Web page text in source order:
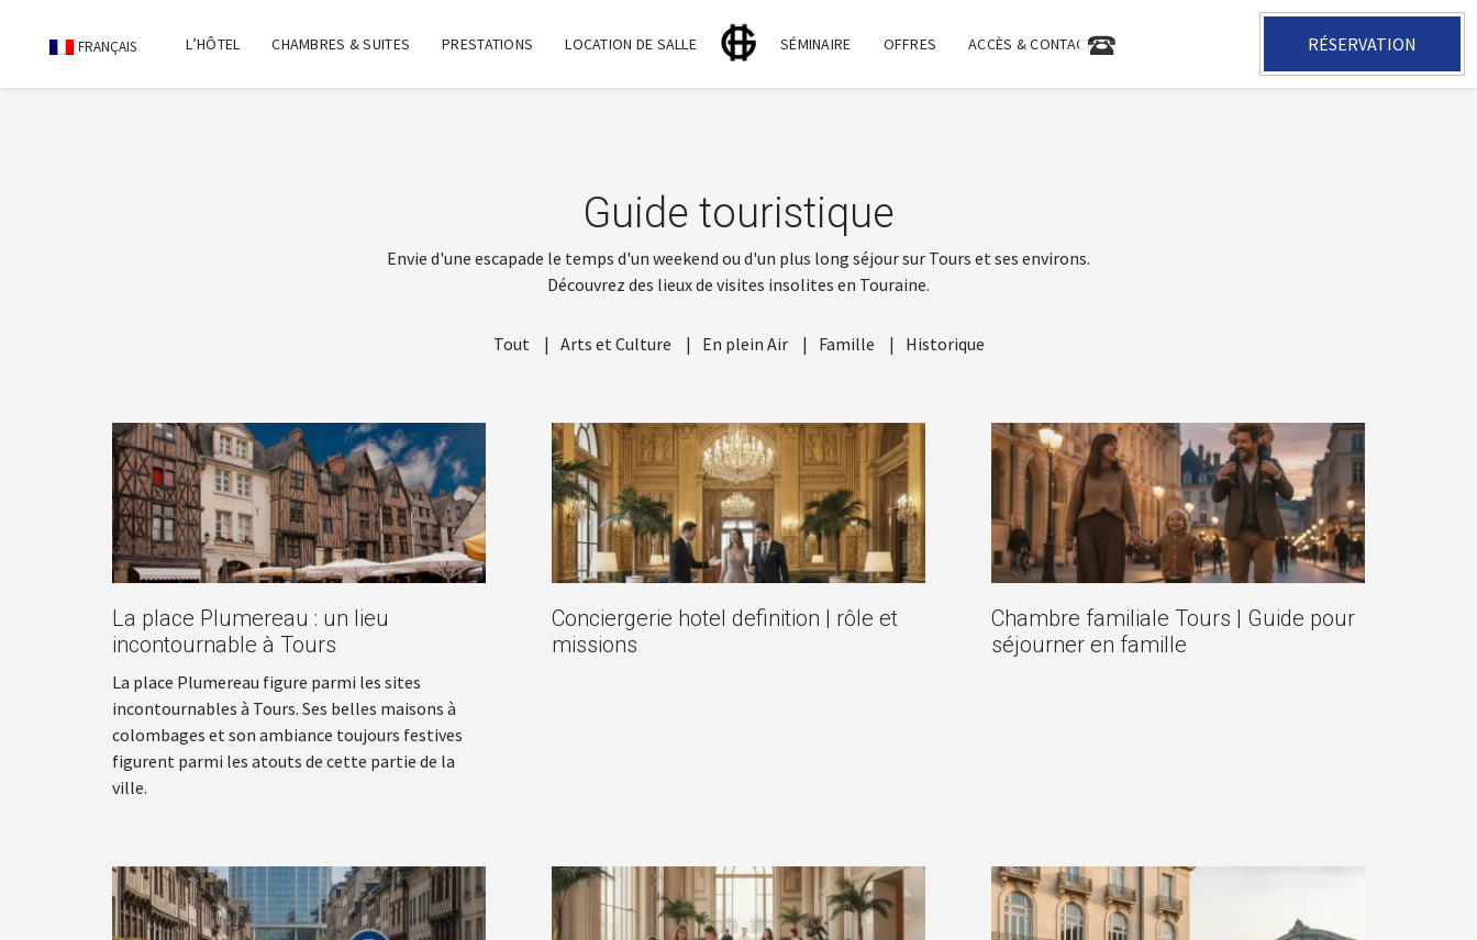
L’HÔTEL CHAMBRES & SUITES PRESTATIONS LOCATION DE SALLE SÉMINAIRE OFFRES ACCÈS & CONTACT
FRANÇAIS RÉSERVATION
Guide touristique
Envie d'une escapade le temps d'un weekend ou d'un plus long séjour sur Tours et ses environs.
Découvrez des lieux de visites insolites en Touraine.
Tout Arts et Culture En plein Air Famille Historique
La place Plumereau : un lieu
incontournable à Tours
La place Plumereau figure parmi les sites
incontournables à Tours. Ses belles maisons à
colombages et son ambiance toujours festives
figurent parmi les atouts de cette partie de la
ville.
Conciergerie hotel definition | rôle et
missions
Chambre familiale Tours | Guide pour
séjourner en famille